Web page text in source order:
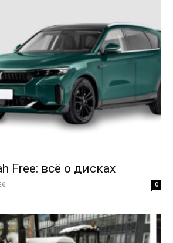
Free: всё о дисках
0